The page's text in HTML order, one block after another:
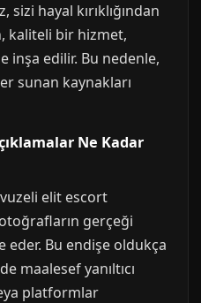
hayal kırıklığından
kaliteli bir hizmet,
inşa edilir. Bu nedenle,
sunan kaynakları
Ne Kadar
elit escort
gerçeği
eder. Bu endişe oldukça
maalesef yanıltıcı
platformlar